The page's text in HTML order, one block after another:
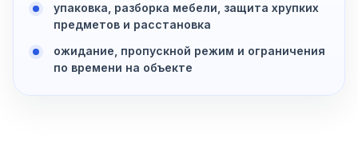
упаковка, разборка мебели, защита хрупких
предметов и расстановка
ожидание, пропускной режим и ограничения
по времени на объекте